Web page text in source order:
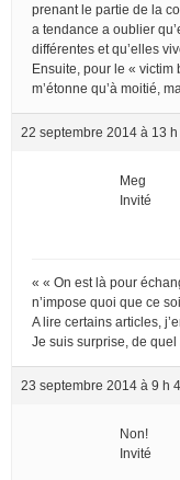
prenant le partie de la
a tendance a oublier
différentes et qu’elles
Ensuite, pour le « victim
m’étonne qu’à moitié,
22 septembre 2014 à 13 h
Meg
Invité
« « On est là pour
n’impose quoi que ce
A lire certains articles,
Je suis surprise, de
23 septembre 2014 à 9 h
Non!
Invité